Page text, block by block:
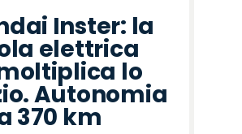
Inster: la
elettrica
lo
Autonomia
370 km